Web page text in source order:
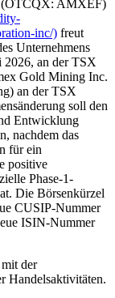
AMXEF)
inc/) freut
Unternehmens
2026, an der TSX
Gold Mining Inc.
an der TSX
soll den
Entwicklung
nachdem das
für ein
positive
Phase-1-
Die Börsenkürzel
CUSIP-Nummer
ISIN-Nummer
der
Handelsaktivitäten.